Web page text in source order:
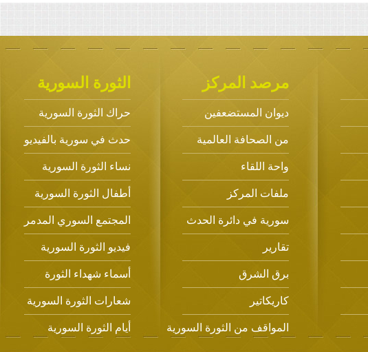
مرصد المركز
ديوان المستضعفين
من الصحافة العالمية
واحة اللقاء
ملفات المركز
سورية في دائرة الحدث
تقارير
برق الشرق
كاريكاتير
المواقف من الثورة السورية
الثورة السورية
حراك الثورة السورية
حدث في سورية بالفيديو
نساء الثورة السورية
أطفال الثورة السورية
المجتمع السوري المدمر
فيديو الثورة السورية
أسماء شهداء الثورة
شعارات الثورة السورية
أيام الثورة السورية